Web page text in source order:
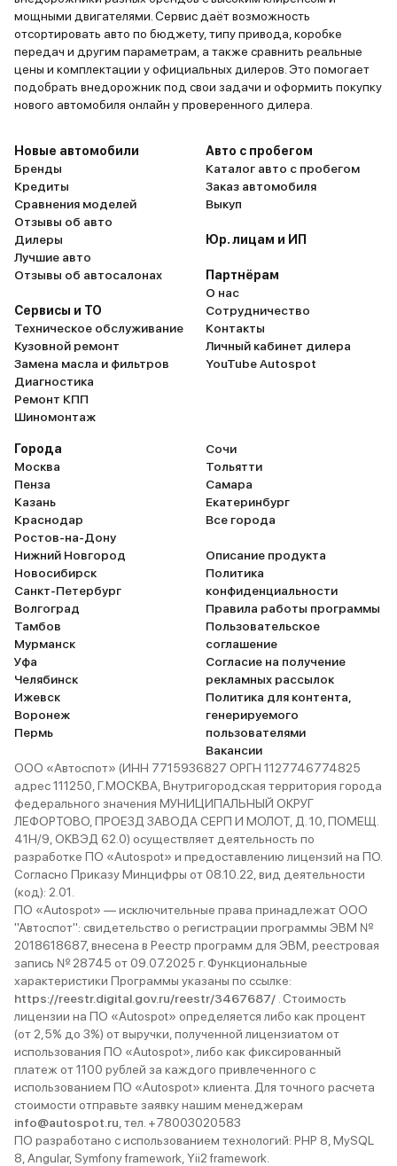
мощными двигателями. Сервис даёт возможность
отсортировать авто по бюджету, типу привода, коробке
передач и другим параметрам, а также сравнить реальные
цены и комплектации у официальных дилеров. Это помогает
подобрать внедорожник под свои задачи и оформить покупку
нового автомобиля онлайн у проверенного дилера.
Новые автомобили
Бренды
Кредиты
Сравнения моделей
Отзывы об авто
Дилеры
Лучшие авто
Отзывы об автосалонах
Сервисы и ТО
Техническое обслуживание
Кузовной ремонт
Замена масла и фильтров
Диагностика
Ремонт КПП
Шиномонтаж
Авто с пробегом
Каталог авто с пробегом
Заказ автомобиля
Выкуп
Юр. лицам и ИП
Партнёрам
О нас
Сотрудничество
Контакты
Личный кабинет дилера
YouTube Autospot
Города
Москва
Пенза
Казань
Краснодар
Ростов-на-Дону
Нижний Новгород
Новосибирск
Санкт-Петербург
Волгоград
Тамбов
Мурманск
Уфа
Челябинск
Ижевск
Воронеж
Пермь
Сочи
Тольятти
Самара
Екатеринбург
Все города
Описание продукта
Политика
конфиденциальности
Правила работы программы
Пользовательское
соглашение
Согласие на получение
рекламных рассылок
Политика для контента,
генерируемого
пользователями
Вакансии
ООО «Автоспот» (ИНН 7715936827 ОРГН 1127746774825
адрес 111250, Г.МОСКВА, Внутригородская территория города
федерального значения МУНИЦИПАЛЬНЫЙ ОКРУГ
ЛЕФОРТОВО, ПРОЕЗД ЗАВОДА СЕРП И МОЛОТ, Д. 10, ПОМЕЩ.
41Н/9, ОКВЭД 62.0) осуществляет деятельность по
разработке ПО «Autospot» и предоставлению лицензий на ПО.
Согласно Приказу Минцифры от 08.10.22, вид деятельности
(код): 2.01.
ПО «Autospot» — исключительные права принадлежат ООО
"Автоспот": свидетельство о регистрации программы ЭВМ №
2018618687, внесена в Реестр программ для ЭВМ, реестровая
запись № 28745 от 09.07.2025 г. Функциональные
характеристики Программы указаны по ссылке:
https://reestr.digital.gov.ru/reestr/3467687/ . Стоимость
лицензии на ПО «Autospot» определяется либо как процент
(от 2,5% до 3%) от выручки, полученной лицензиатом от
использования ПО «Autospot», либо как фиксированный
платеж от 1100 рублей за каждого привлеченного с
использованием ПО «Autospot» клиента. Для точного расчета
стоимости отправьте заявку нашим менеджерам
info@autospot.ru , тел. +78003020583
ПО разработано с использованием технологий: PHP 8, MySQL
8, Angular, Symfony framework, Yii2 framework.